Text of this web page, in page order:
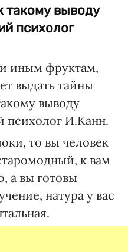
такому выводу
психолог
иным фруктам,
выдать тайны
выводу
психолог И.Канн.
то вы человек
к вам
а вы готовы
натура у вас